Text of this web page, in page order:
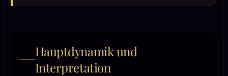
Hauptdynamik und
Interpretation